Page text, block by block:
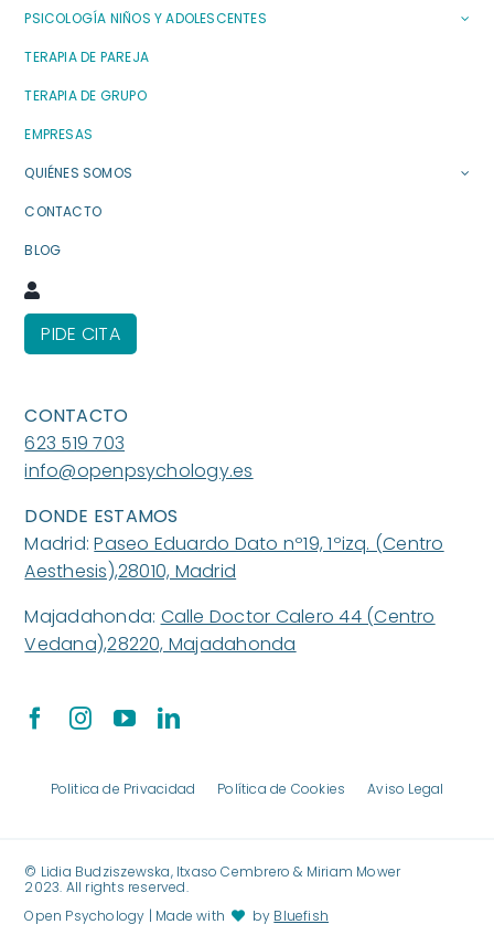
CONTACTO
623 519 703
info@openpsychology.es
DONDE ESTAMOS
Madrid:Paseo Eduardo Dato nº19, 1ºizq. (Centro
Aesthesis),28010, Madrid
Majadahonda: Calle Doctor Calero 44 (Centro
Vedana),28220, Majadahonda
PSICOLOGÍA NIÑOS Y ADOLESCENTES
TERAPIA DE PAREJA
TERAPIA DE GRUPO
EMPRESAS
QUIÉNES SOMOS
CONTACTO
BLOG
PIDE CITA
Politica de Privacidad Política de Cookies Aviso Legal
©️ Lidia Budziszewska, Itxaso Cembrero & Miriam Mower
2023. All rights reserved.
Open Psychology | Made with
by Bluefish